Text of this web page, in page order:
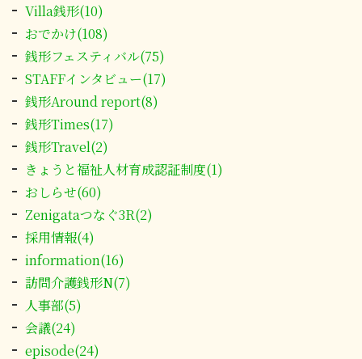
Villa銭形(10)
おでかけ(108)
銭形フェスティバル(75)
STAFFインタビュー(17)
銭形Around report(8)
銭形Times(17)
銭形Travel(2)
きょうと福祉人材育成認証制度(1)
おしらせ(60)
Zenigataつなぐ3R(2)
採用情報(4)
information(16)
訪問介護銭形N(7)
人事部(5)
会議(24)
episode(24)